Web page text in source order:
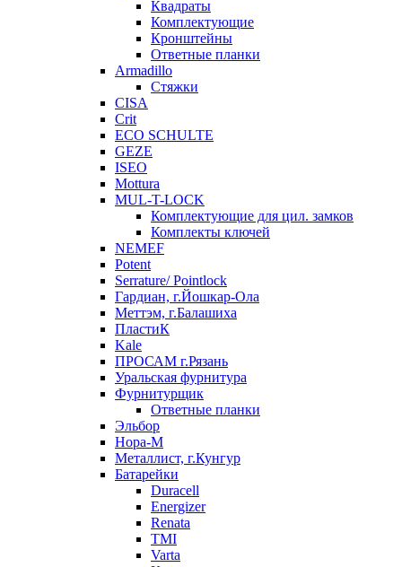
Квадраты
Комплектующие
Кронштейны
Ответные планки
Armadillo
Стяжки
CISA
Crit
ECO SCHULTE
GEZE
ISEO
Mottura
MUL-T-LOCK
Комплектующие для цил. замков
Комплекты ключей
NEMEF
Potent
Serrature/ Pointlock
Гардиан, г.Йошкар-Ола
Меттэм, г.Балашиха
ПластиК
Kale
ПРОСАМ г.Рязань
Уральская фурнитура
Фурнитурщик
Ответные планки
Эльбор
Нора-М
Металлист, г.Кунгур
Батарейки
Duracell
Energizer
Renata
TMI
Varta